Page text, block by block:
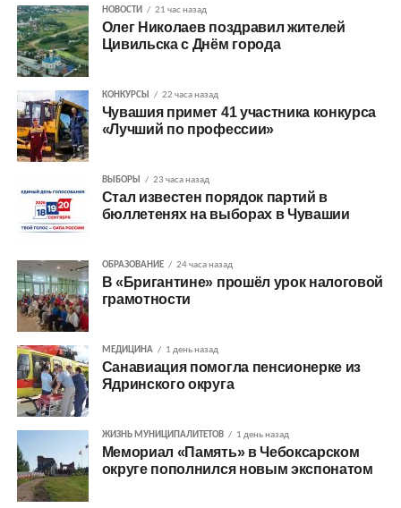
НОВОСТИ 21 час назад
Олег Николаев поздравил жителей
Цивильска с Днём города
КОНКУРСЫ 22 часа назад
Чувашия примет 41 участника конкурса
«Лучший по профессии»
ВЫБОРЫ 23 часа назад
Стал известен порядок партий в
бюллетенях на выборах в Чувашии
ОБРАЗОВАНИЕ 24 часа назад
В «Бригантине» прошёл урок налоговой
грамотности
МЕДИЦИНА 1 день назад
Санавиация помогла пенсионерке из
Ядринского округа
ЖИЗНЬ МУНИЦИПАЛИТЕТОВ 1 день назад
Мемориал «Память» в Чебоксарском
округе пополнился новым экспонатом